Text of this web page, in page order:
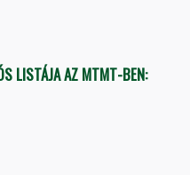
LISTÁJA AZ MTMT-BEN: